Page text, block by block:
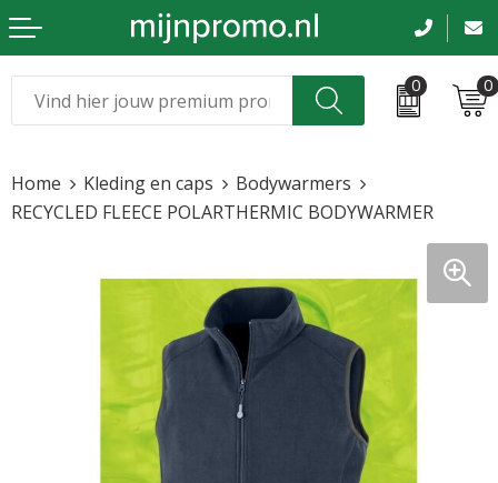
0 0
Kleding & caps
Tassen en reizen
Beurs en evenementen
Bloemen en planten
Sinterklaas
Home Kleding en caps
Bodywarmers
RECYCLED FLEECE POLARTHERMIC BODYWARMER